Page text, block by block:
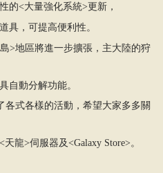
的<大量強化系統>更新，
具，可提高便利性。
>地區將進一步擴張，主大陸的狩
自動分解功能。
各式各樣的活動，希望大家多多關
龍>伺服器及<Galaxy Store>。